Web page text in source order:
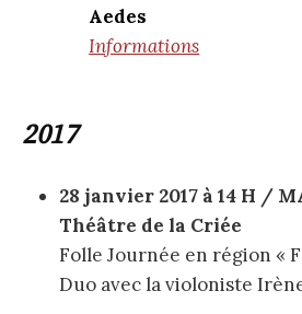
Aedes
Informations
2017
28 janvier 2017 à 14 H /
Théâtre de la Criée
Folle Journée en région «
Duo avec la violoniste